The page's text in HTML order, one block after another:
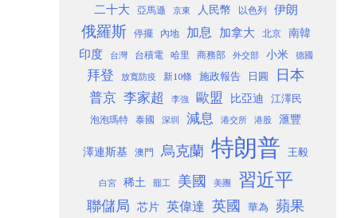
二十大 亞馬遜 京東 人民幣 以色列 伊朗
俄羅斯 停擺 內地 加息 加拿大 北京
南韓
印度
台灣 台積電 哈里 商務部 外交部 小米 德國
拜登 放寬防疫 新10條 施政報告 日圓 日本
普京 李家超 李強 歐盟 比亞迪 江澤民
泡泡瑪特 泰國 深圳 減息 港交所 港股 滙豐
澤連斯基 澳門 烏克蘭 特朗普 王毅
白宮 稀土 罷工 美國 美團 習近平
聯儲局 芯片 英偉達 英國 華為 蘋果